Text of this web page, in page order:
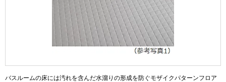
バスルームの床には汚れを含んだ水溜りの形成を防ぐモザイクパターンフロア